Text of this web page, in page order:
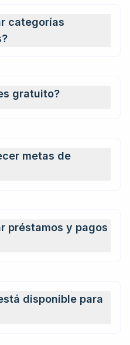
categorías
gratuito?
metas de
préstamos y pagos
disponible para